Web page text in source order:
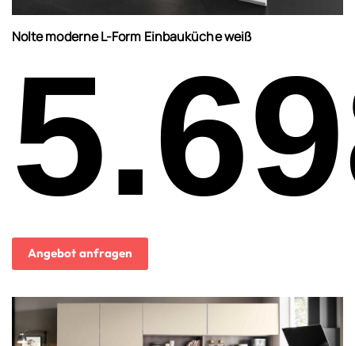
Nolte moderne L-Form Einbauküche weiß
Angebot anfragen